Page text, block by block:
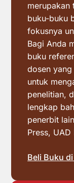
merupakan
buku-buku
fokusnya
Bagi Anda
buku
dosen
untuk
penelitian,
lengkap
penerbit
Press, UAD
Beli Buku